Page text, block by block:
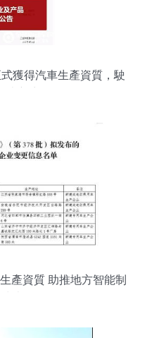
獲得汽車生產資質，駛
產資質 助推地方智能制